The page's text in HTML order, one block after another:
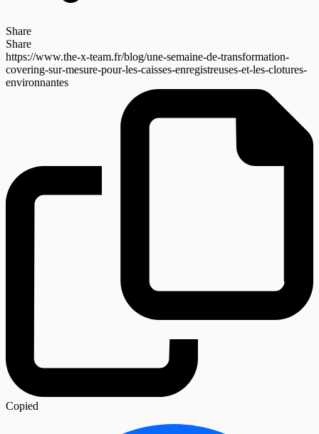
Share
Share
https://www.the-x-team.fr/blog/une-semaine-de-transformation-
covering-sur-mesure-pour-les-caisses-enregistreuses-et-les-clotures-
environnantes
Copied